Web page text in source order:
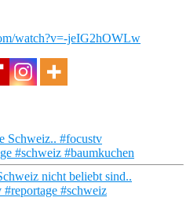
watch?v=-jeIG2hOWLw
Schweiz.. #focustv
#schweiz #baumkuchen
nicht beliebt sind..
#schweiz